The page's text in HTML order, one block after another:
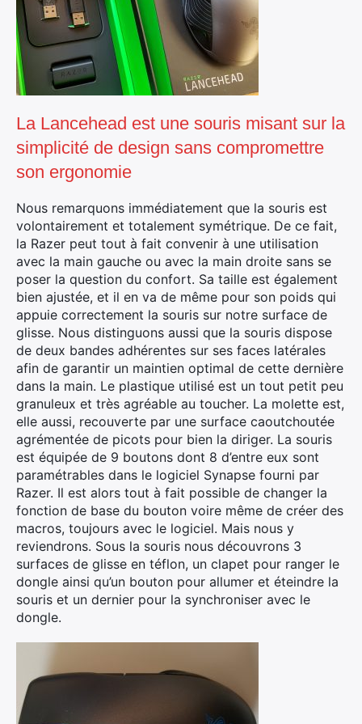
La Lancehead est une souris misant sur la
simplicité de design sans compromettre
son ergonomie
Nous remarquons immédiatement que la souris est
volontairement et totalement symétrique. De ce fait,
la Razer peut tout à fait convenir à une utilisation
avec la main gauche ou avec la main droite sans se
poser la question du confort. Sa taille est également
bien ajustée, et il en va de même pour son poids qui
appuie correctement la souris sur notre surface de
glisse. Nous distinguons aussi que la souris dispose
de deux bandes adhérentes sur ses faces latérales
afin de garantir un maintien optimal de cette dernière
dans la main. Le plastique utilisé est un tout petit peu
granuleux et très agréable au toucher. La molette est,
elle aussi, recouverte par une surface caoutchoutée
agrémentée de picots pour bien la diriger. La souris
est équipée de 9 boutons dont 8 d’entre eux sont
paramétrables dans le logiciel Synapse fourni par
Razer. Il est alors tout à fait possible de changer la
fonction de base du bouton voire même de créer des
macros, toujours avec le logiciel. Mais nous y
reviendrons. Sous la souris nous découvrons 3
surfaces de glisse en téflon, un clapet pour ranger le
dongle ainsi qu’un bouton pour allumer et éteindre la
souris et un dernier pour la synchroniser avec le
dongle.